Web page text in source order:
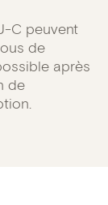
C peuvent
de
après
de